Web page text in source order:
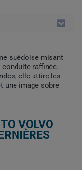
suédoise misant
raffinée.
elle attire les
une image sobre
VOLVO